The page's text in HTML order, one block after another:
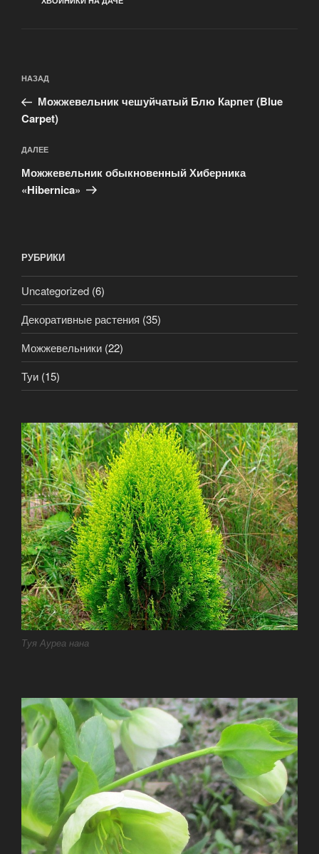
по
записям
Предыдущая
запись:
НАЗАД
Можжевельник чешуйчатый Блю Карпет (Blue
Carpet)
Следующая
запись
ДАЛЕЕ
Можжевельник обыкновенный Хиберника
«Hibernica»
РУБРИКИ
Uncategorized (6)
Декоративные растения (35)
Можжевельники (22)
Туи (15)
Туя Ауреа нана